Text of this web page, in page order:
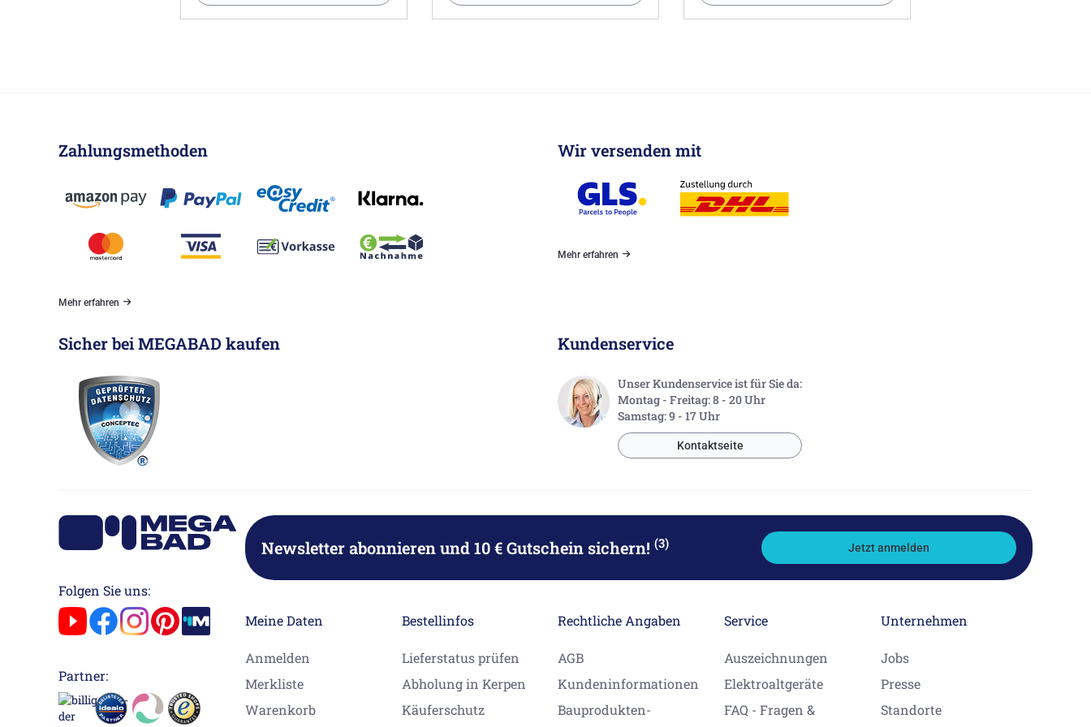
Zahlungsmethoden
Mehr erfahren
Wir versenden mit
Mehr erfahren
Sicher bei MEGABAD kaufen Kundenservice
Unser Kundenservice ist für Sie da:
Montag - Freitag: 8 - 20 Uhr
Samstag: 9 - 17 Uhr
Kontaktseite
Folgen Sie uns:
Partner:
Newsletter abonnierenund 10 € Gutschein sichern! (3) Jetzt anmelden
Meine Daten
Anmelden
Merkliste
Warenkorb
Bestellinfos
Lieferstatus prüfen
Abholung in Kerpen
Käuferschutz
Rechtliche Angaben
AGB
Kundeninformationen
Bauprodukten-
Service
Auszeichnungen
Elektroaltgeräte
FAQ - Fragen &
Unternehmen
Jobs
Presse
Standorte